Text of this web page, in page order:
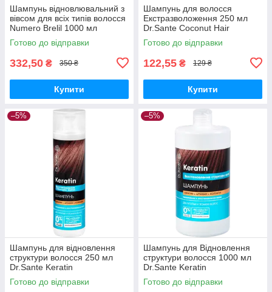
Шампунь відновлювальний з
вівсом для всіх типів волосся
Numero Brelil 1000 мл
Готово до відправки
332,50 ₴ 350 ₴
Купити
Шампунь для волосся
Екстразволоження 250 мл
Dr.Sante Coconut Hair
Готово до відправки
122,55 ₴ 129 ₴
Купити
–5%
Шампунь для відновлення
структури волосся 250 мл
Dr.Sante Keratin
Готово до відправки
–5%
Шампунь для Відновлення
структури волосся 1000 мл
Dr.Sante Keratin
Готово до відправки